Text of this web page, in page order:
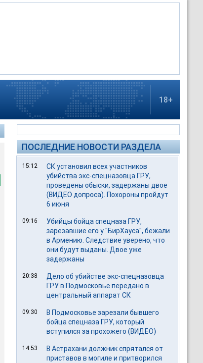
18+
ПОСЛЕДНИЕ НОВОСТИ РАЗДЕЛА
15:12
СК установил всех участников
убийства экс-спецназовца ГРУ,
проведены обыски, задержаны двое
(ВИДЕО допроса). Похороны пройдут
6 июня
09:16
Убийцы бойца спецназа ГРУ,
зарезавшие его у "БирХауса", бежали
в Армению. Следствие уверено, что
они будут выданы. Двое уже
задержаны
20:38
Дело об убийстве экс-спецназовца
ГРУ в Подмосковье передано в
центральный аппарат СК
09:30
В Подмосковье зарезали бывшего
бойца спецназа ГРУ, который
вступился за прохожего (ВИДЕО)
14:53
В Астрахани должник спрятался от
приставов в могиле и притворился